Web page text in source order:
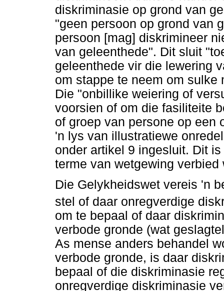
diskriminasie op grond van
"geen persoon op grond van
persoon [mag] diskrimineer
van geleenthede". Dit sluit
geleenthede vir die lewering
om stappe te neem om
Die "onbillike weiering of
voorsien of om die fasiliteite
of groep van persone op een
'n lys van illustratiewe
onder artikel 9 ingesluit. Dit
terme van wetgewing verbied
Die Gelykheidswet vereis 'n
stel of daar onregverdige
om te bepaal of daar
verbode gronde (wat
As mense anders behandel
verbode gronde, is daar
bepaal of die diskriminasie
onregverdige diskriminasie